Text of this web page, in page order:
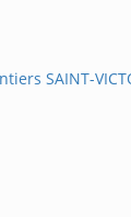
SAINT-